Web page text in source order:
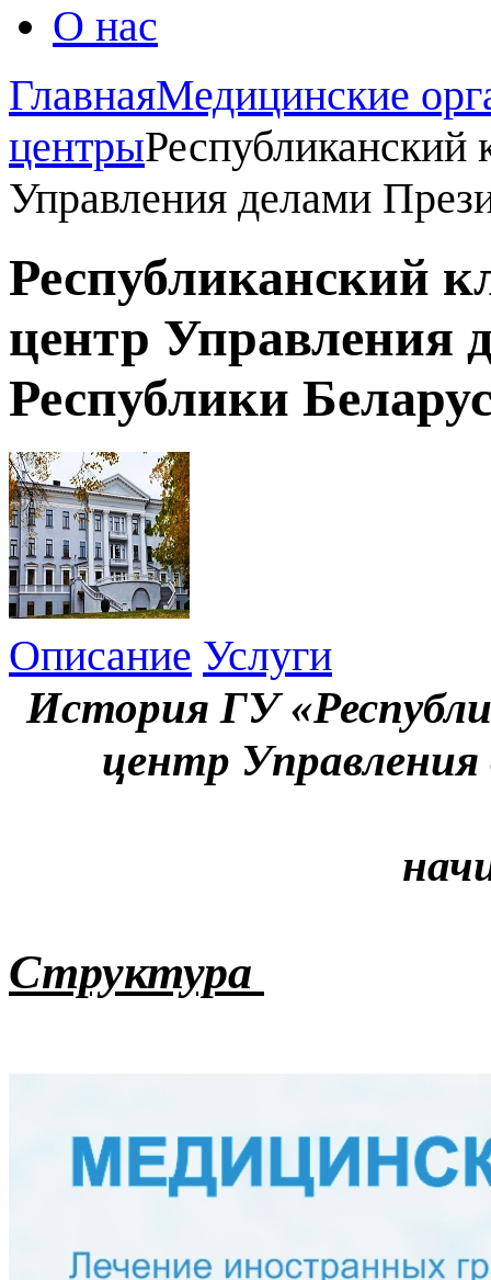
О нас
ГлавнаяМедицинские
центрыРеспубликанский
Управления делами
Республиканский
центр Управления
Республики
Описание Услуги
История ГУ
центр Управления
Структура